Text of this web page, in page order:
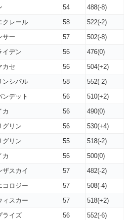
54
488(-8)
クレール 58
522(-2)
サー 57 502(-8)
イデン 56
476(0)
カセ 56
504(+2)
ンシパル 58 552(-2)
ンデット 56
510(+2)
カ 56
490(0)
グリン 56 530(+4)
グリン 55
518(-2)
カ 56
500(0)
ザスカイ 57 482(-2)
コロジー 57
508(-4)
ィスカー 57
518(+2)
ライズ 56 552(-6)